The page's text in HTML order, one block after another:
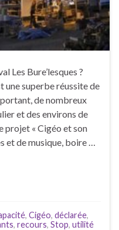
Les Bure’lesques ?
une superbe réussite de
de nombreux
et des environs de
projet « Cigéo et son
et de musique, boire …
, Cigéo, déclarée,
, recours, Stop, utilité